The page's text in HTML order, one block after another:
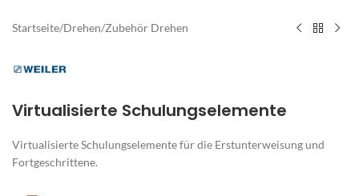
Startseite/Drehen/Zubehör Drehen
Virtualisierte Schulungselemente
Virtualisierte Schulungselemente für die Erstunterweisung und
Fortgeschrittene.